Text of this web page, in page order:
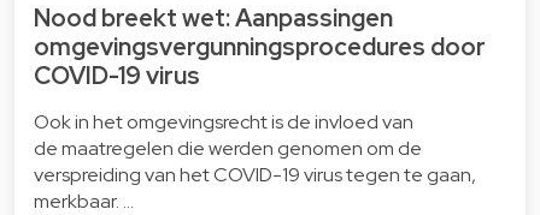
Nood breekt wet: Aanpassingen
omgevingsvergunningsprocedures door
COVID-19 virus
Ook in het omgevingsrecht is de invloed van
de maatregelen die werden genomen om de
verspreiding van het COVID-19 virus tegen te gaan,
merkbaar. …